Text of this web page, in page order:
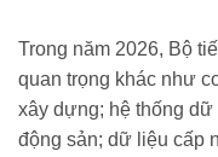
Trong năm 2026, Bộ
quan trọng khác như
xây dựng; hệ thống
động sản; dữ liệu cấp